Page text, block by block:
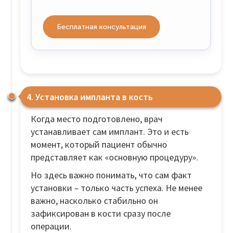
Бесплатная консультация
4. Установка импланта в кость
Когда место подготовлено, врач
устанавливает сам имплант. Это и есть
момент, который пациент обычно
представляет как «основную процедуру».
Но здесь важно понимать, что сам факт
установки – только часть успеха. Не менее
важно, насколько стабильно он
зафиксирован в кости сразу после
операции.